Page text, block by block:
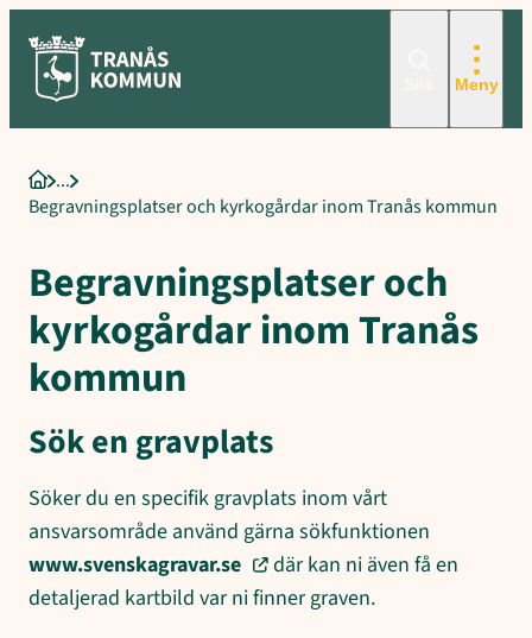
innehåll
Meny
Startsida
Begravningsplatser och kyrkogårdar inom Tranås kommun
Begravningsplatser och
kyrkogårdar inom Tranås
kommun
Sök en gravplats
Söker du en specifik gravplats inom vårt
ansvarsområde använd gärna sökfunktionen
www.svenskagravar.se
där kan ni även få en
detaljerad kartbild var ni finner graven.